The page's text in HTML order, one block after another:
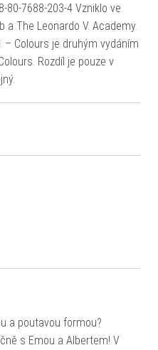
80-7688-203-4 Vzniklo ve
The Leonardo V. Academy.
– Colours je druhým vydáním
Rozdíl je pouze v
a poutavou formou?
s Emou a Albertem! V